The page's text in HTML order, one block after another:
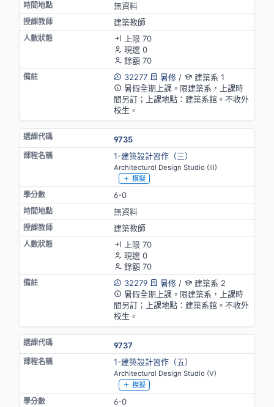
無資料
建築教師
上限 70
現選 0
餘額 70
32277
暑修/
建築系 1
暑假全期上課。限建築系，上課時
間另訂；上課地點：建築系館。不收外
校生。
9735
1-建築設計習作（三）
Architectural Design Studio (III)
模擬
6-0
無資料
建築教師
上限 70
現選 0
餘額 70
32279
暑修/
建築系 2
暑假全期上課。限建築系，上課時
間另訂；上課地點：建築系館。不收外
校生。
9737
1-建築設計習作（五）
Architectural Design Studio (V)
模擬
6-0